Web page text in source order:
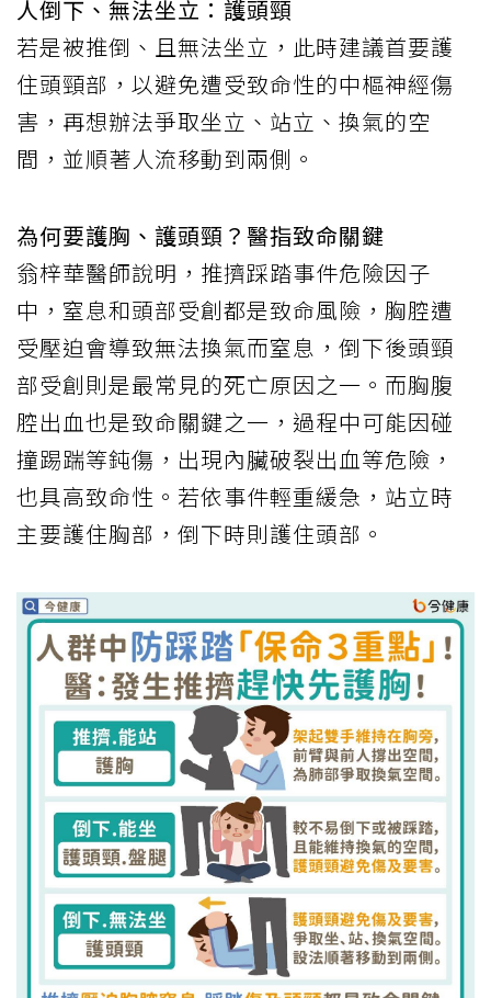
人倒下、無法坐立：護頭頸
若是被推倒、且無法坐立，此時建議首要護
住頭頸部，以避免遭受致命性的中樞神經傷
害，再想辦法爭取坐立、站立、換氣的空
間，並順著人流移動到兩側。
為何要護胸、護頭頸？醫指致命關鍵
翁梓華醫師說明，推擠踩踏事件危險因子
中，窒息和頭部受創都是致命風險，胸腔遭
受壓迫會導致無法換氣而窒息，倒下後頭頸
部受創則是最常見的死亡原因之一。而胸腹
腔出血也是致命關鍵之一，過程中可能因碰
撞踢踹等鈍傷，出現內臟破裂出血等危險，
也具高致命性。若依事件輕重緩急，站立時
主要護住胸部，倒下時則護住頭部。